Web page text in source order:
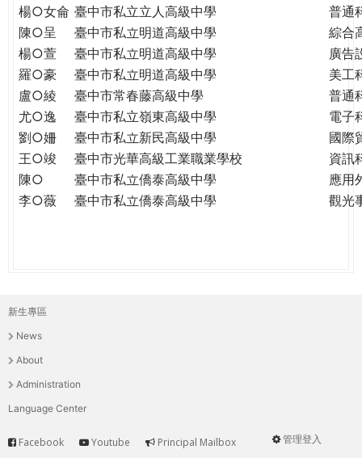
楊○女侖 臺中市私立立人高級中學
普通
陳○呈
臺中市私立明道高級中學
綜合
楊○萱
臺中市私立明道高級中學
廣告
羅○豪
臺中市私立明道高級中學
美工
盧○綾
臺中市常春藤高級中學
普通
尤○逸
臺中市私立嶺東高級中學
電子
劉○姍
臺中市私立新民高級中學
國際
王○竣
臺中市光華高級工業職業學校
資訊
陳○
臺中市私立僑泰高級中學
應用
李○薇
臺中市私立僑泰高級中學 觀光
主
選
單
新生專區
News
About
Administration
Language Center
User
管理登入
Service
Facebook Youtube Principal Mailbox